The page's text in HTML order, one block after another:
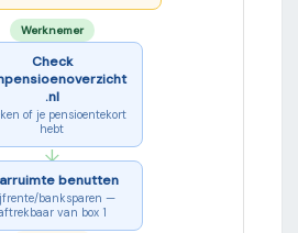
Werknemer
Check
.nl
of je pensioentekort
hebt
↓
benutten
banksparen —
van box 1